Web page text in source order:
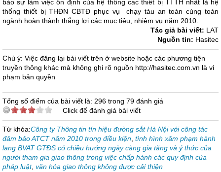
bảo sự làm việc ổn định của hệ thống các thiết bị TTTH nhất là hệ
thống thiết bị THĐN CBTĐ phục vụ chạy tàu an toàn cùng toàn
ngành hoàn thành thắng lợi các mục tiêu, nhiệm vụ năm 2010.
Tác giả bài viết: LAT
Nguồn tin: Hasitec
Chú ý: Việc đăng lại bài viết trên ở website hoặc các phương tiện
truyền thông khác mà không ghi rõ nguồn http://hasitec.com.vn là vi
phạm bản quyền
Tổng số điểm của bài viết là: 296 trong 79 đánh giá
Click để đánh giá bài viết
Từ khóa:Công ty Thông tin tín hiệu đường sắt Hà Nội với công tác
đảm bảo ATCT năm 2010 trong điều kiện tình hình xâm phạm hành
lang BVAT GTĐS có chiều hướng ngày càng gia tăng và ý thức của
người tham gia giao thông trong việc chấp hành các quy định của
pháp luật, văn hóa giao thông không được cải thiện